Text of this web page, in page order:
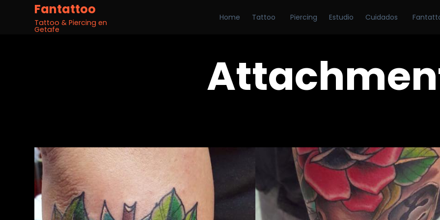
Fantattoo
Tattoo & Piercing en
Getafe
Home Tattoo Piercing Estudio Cuidados